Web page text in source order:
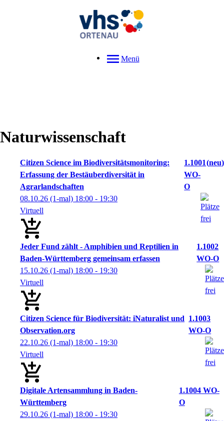
Menü
Naturwissenschaft
Citizen Science im Biodiversitätsmonitoring:
Erfassung der Bestäuberdiversität in
Agrarlandschaften
1.1001
WO-
O
neu
08.10.26 (1-mal) 18:00 - 19:30
Virtuell
Jeder Fund zählt - Amphibien und Reptilien in
Baden-Württemberg gemeinsam erfassen
1.1002
WO-O
15.10.26 (1-mal) 18:00 - 19:30
Virtuell
Citizen Science für Biodiversität: iNaturalist und
Observation.org
1.1003
WO-O
22.10.26 (1-mal) 18:00 - 19:30
Virtuell
Digitale Artensammlung in Baden-
Württemberg
1.1004 WO-
O
29.10.26 (1-mal) 18:00 - 19:30